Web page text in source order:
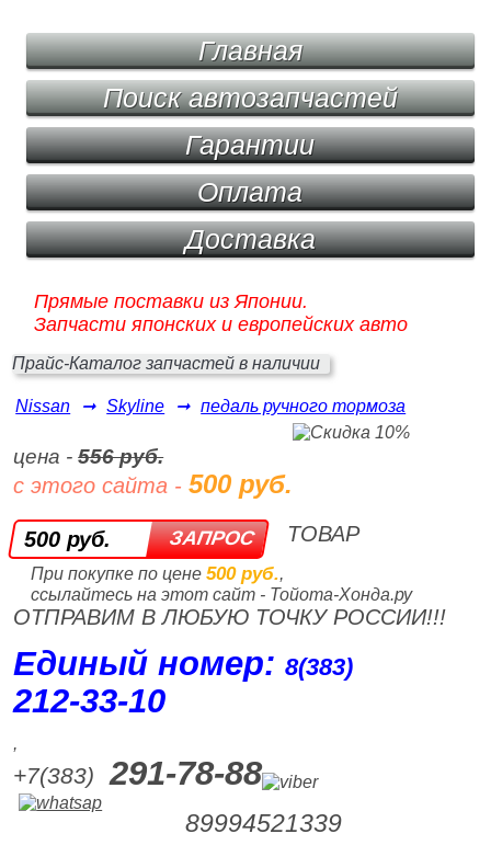
Главная
Поиск автозапчастей
Гарантии
Оплата
Доставка
Прямые поставки из Японии.
Запчасти японских и европейских авто
Прайс-Каталог запчастей в наличии
Nissan ➞ Skyline ➞ педаль ручного тормоза
цена -556 руб.
с этого сайта -500 руб.
500 руб.
При покупке по цене 500 руб.,
ссылайтесь на этот сайт - Тойота-Хонда.ру
ТОВАР
ОТПРАВИМ В ЛЮБУЮ ТОЧКУ РОССИИ!!!
Единый номер:8(383)
212‑33‑10
,
+7(383) 291-78-88
89994521339